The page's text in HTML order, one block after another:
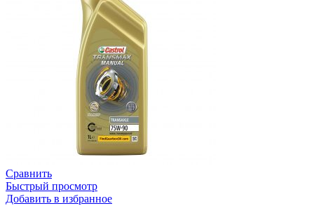
Сравнить
Быстрый просмотр
Добавить в избранное